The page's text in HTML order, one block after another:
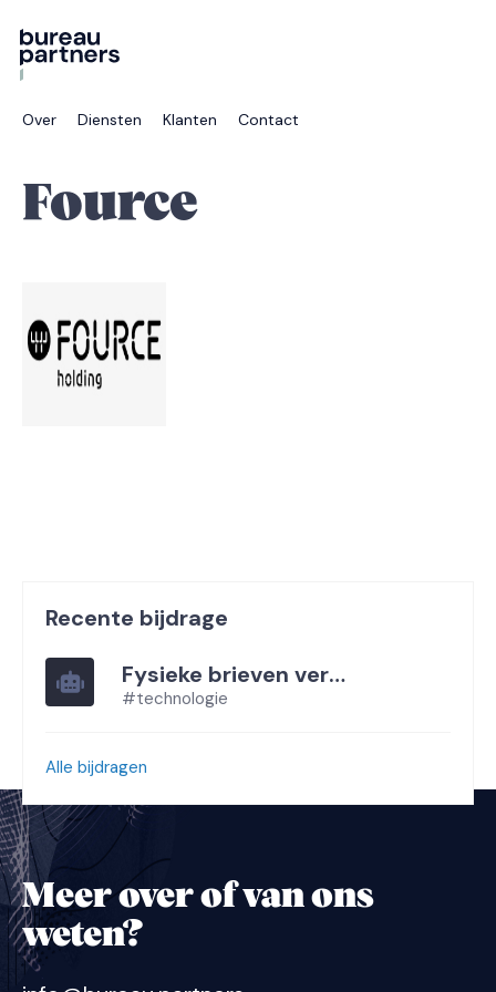
Over Diensten Klanten Contact
Fource
Meer over of van ons
weten?
Recente bijdrage
Fysieke brieven versturen via API
#technologie
Alle bijdragen